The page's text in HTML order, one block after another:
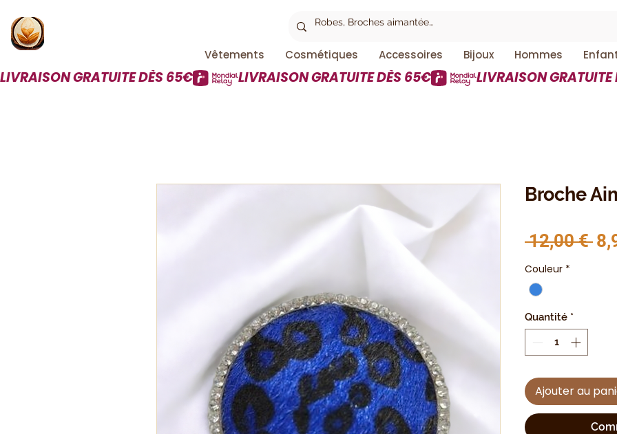
Vêtements Cosmétiques Accessoires Bijoux Hommes
LIVRAISON GRATUITE DÈS 65€
Broche
12,00 €
Couleur *
Quantité *
Ajouter au